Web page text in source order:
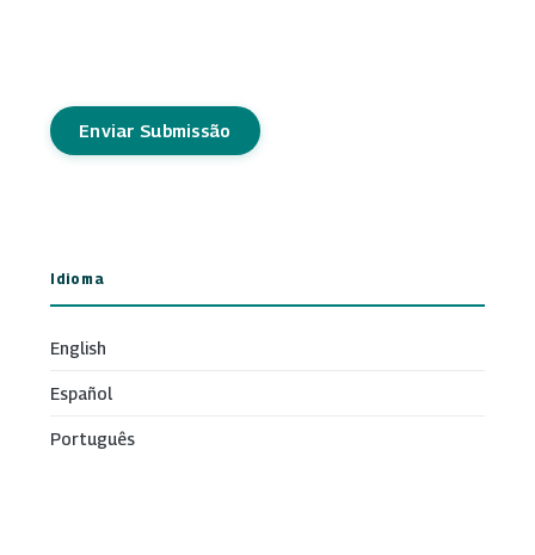
Enviar Submissão
Idioma
English
Español
Português